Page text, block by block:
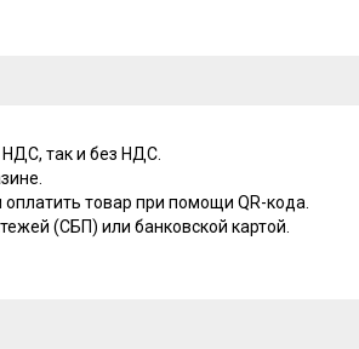
НДС, так и без НДС.
товар при помощи QR-кода.
(СБП) или банковской картой.